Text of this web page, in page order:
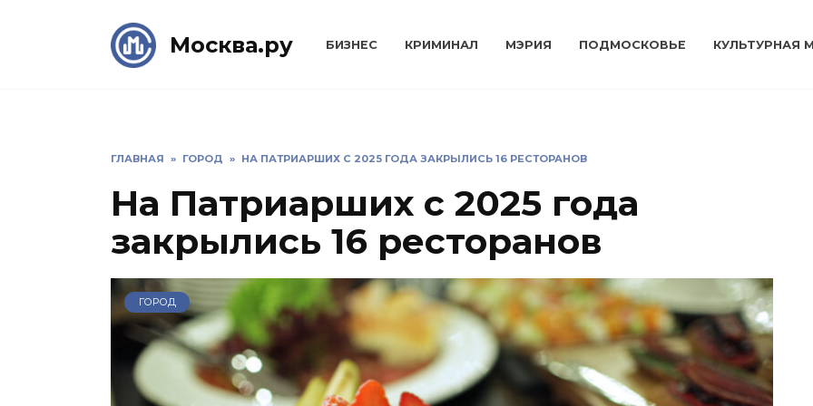
Москва.ру БИЗНЕС КРИМИНАЛ МЭРИЯ ПОДМОСКОВЬЕ КУЛЬТУРНАЯ
ГЛАВНАЯ » ГОРОД » НА ПАТРИАРШИХ С 2025 ГОДА ЗАКРЫЛИСЬ 16 РЕСТОРАНОВ
На Патриарших с 2025 года
закрылись 16 ресторанов
ГОРОД